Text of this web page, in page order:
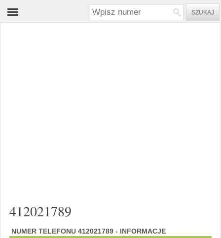
412021789
NUMER TELEFONU 412021789 - INFORMACJE